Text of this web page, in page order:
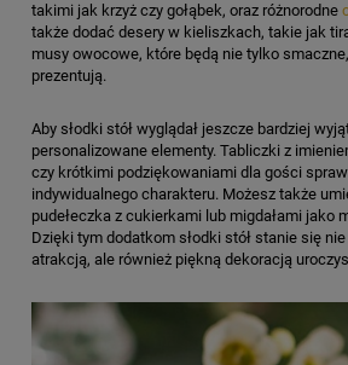
takimi jak krzyż czy gołąbek, oraz różnorodne
także dodać desery w kieliszkach, takie jak
musy owocowe, które będą nie tylko
prezentują.
Aby słodki stół wyglądał jeszcze bardziej
personalizowane elementy. Tabliczki z
czy krótkimi podziękowaniami dla gości
indywidualnego charakteru. Możesz także
pudełeczka z cukierkami lub migdałami jako
Dzięki tym dodatkom słodki stół stanie się
atrakcją, ale również piękną dekoracją